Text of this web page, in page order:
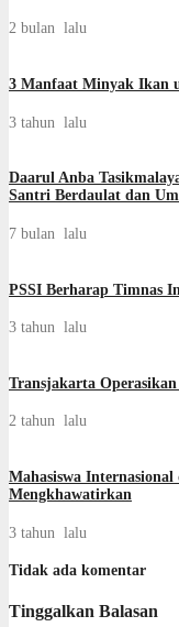
2 bulan lalu
3 Manfaat Minyak Ikan
3 tahun lalu
Daarul Anba
Santri Berdaulat dan
7 bulan lalu
PSSI Berharap Timnas
3 tahun lalu
Transjakarta
2 tahun lalu
Mahasiswa
Mengkhawatirkan
3 tahun lalu
Tidak ada komentar
Tinggalkan Balasan